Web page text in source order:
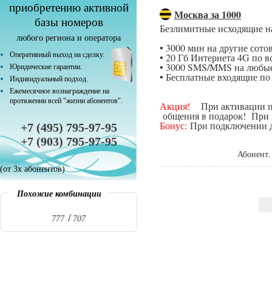
приобретению активной
базы номеров
любого региона и оператора
Оперативный выход на сделку.
Юридические гарантии.
Индивидуальный подход.
Ежемесячное вознаграждение на
протяжении всей "жизни абонентов".
+7 (495) 795-97-95
+7 (903) 795-97-95
(от 3х абонентов)
Похожие комбинации
777 707
Москва за 1000
Безлимитные исходящие
• 3000 мин на другие
• 20 Гб Интернета 4G по
• 3000 SMS/MMS на
• Бесплатные входящие
Акция! При активации
общения в подарок! При
Бонус: При подключении